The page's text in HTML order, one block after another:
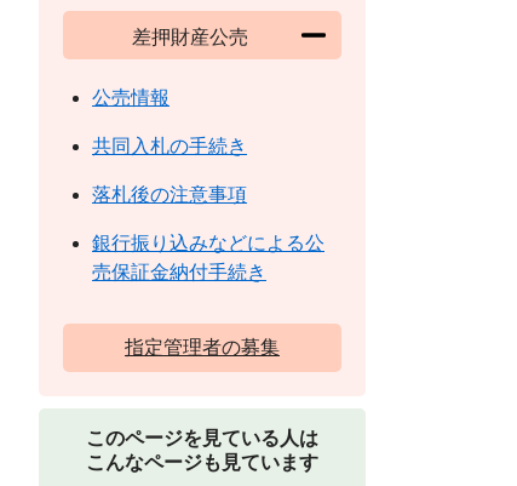
差押財産公売
公売情報
共同入札の手続き
落札後の注意事項
銀行振り込みなどによる公
売保証金納付手続き
指定管理者の募集
このページを見ている人は
こんなページも見ています